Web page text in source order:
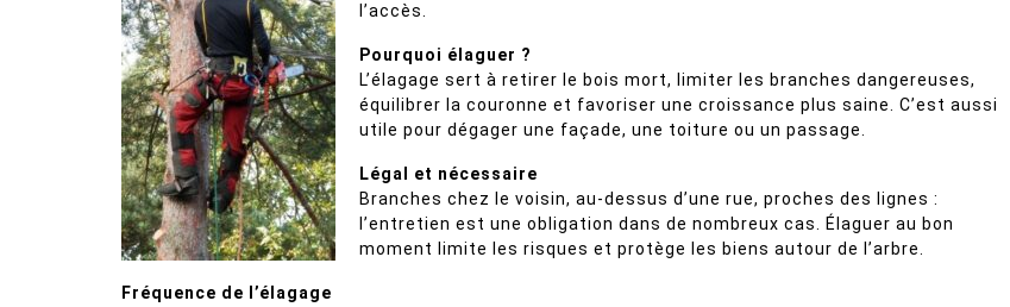
l’accès.
Pourquoi élaguer ?
L’élagage sert à retirer le bois mort, limiter les branches dangereuses,
équilibrer la couronne et favoriser une croissance plus saine. C’est aussi
utile pour dégager une façade, une toiture ou un passage.
Légal et nécessaire
Branches chez le voisin, au-dessus d’une rue, proches des lignes :
l’entretien est une obligation dans de nombreux cas. Élaguer au bon
moment limite les risques et protège les biens autour de l’arbre.
Fréquence de l’élagage